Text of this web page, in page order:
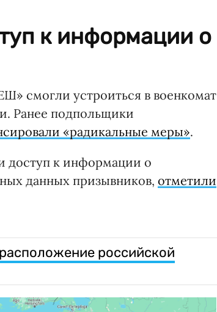
к информации о
смогли устроиться в военкомат
Ранее подпольщики
«радикальные меры».
доступ к информации о
данных призывников, отметили
российской